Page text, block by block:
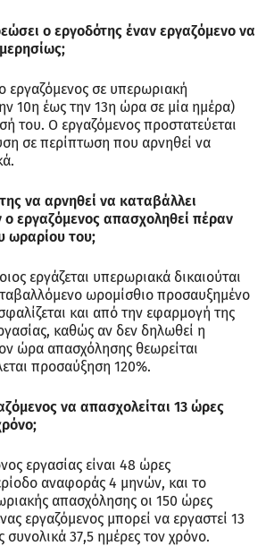
ο εργοδότης έναν εργαζόμενο να
εργαζόμενος σε υπερωριακή
10η έως την 13η ώρα σε μία ημέρα)
του. Ο εργαζόμενος προστατεύεται
σε περίπτωση που αρνηθεί να
να αρνηθεί να καταβάλλει
εργαζόμενος απασχοληθεί πέραν
ωραρίου του;
εργάζεται υπερωριακά δικαιούται
ωρομίσθιο προσαυξημένο
και από την εφαρμογή της
καθώς αν δεν δηλωθεί η
ώρα απασχόλησης θεωρείται
προσαύξηση 120%.
να απασχολείται 13 ώρες
εργασίας είναι 48 ώρες
αναφοράς 4 μηνών, και το
απασχόλησης οι 150 ώρες
εργαζόμενος μπορεί να εργαστεί 13
37,5 ημέρες τον χρόνο.